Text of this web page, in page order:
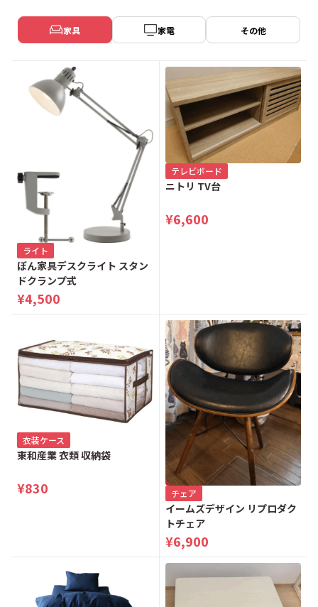
家具 家電 その他
ライト
ぼん家具デスクライト スタン
ドクランプ式
¥4,500
テレビボード
ニトリ TV台
¥6,600
衣装ケース
東和産業 衣類 収納袋
¥830 チェア
イームズデザイン リプロダク
トチェア
¥6,900